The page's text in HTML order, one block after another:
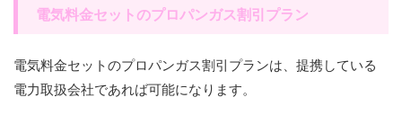
電気料金セットのプロパンガス割引プラン
電気料金セットのプロパンガス割引プランは、提携している
電力取扱会社であれば可能になります。